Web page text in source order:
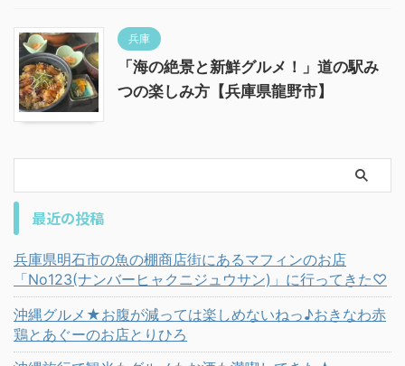
兵庫
「海の絶景と新鮮グルメ！」道の駅み
つの楽しみ方【兵庫県龍野市】
最近の投稿
兵庫県明石市の魚の棚商店街にあるマフィンのお店
「No123(ナンバーヒャクニジュウサン)」に行ってきた♡
沖縄グルメ★お腹が減っては楽しめないねっ♪おきなわ赤
鶏とあぐーのお店とりひろ